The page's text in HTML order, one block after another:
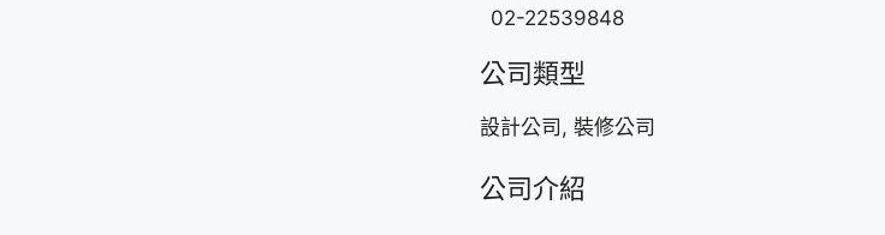
02-22539848
公司類型
設計公司, 裝修公司
公司介紹